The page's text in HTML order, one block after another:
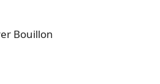
Bouillon